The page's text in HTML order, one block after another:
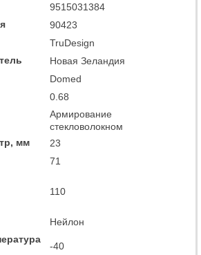
9515031384
90423
TruDesign
Новая Зеландия
Domed
0.68
Армирование
стекловолокном
мм
23
71
110
Нейлон
-40